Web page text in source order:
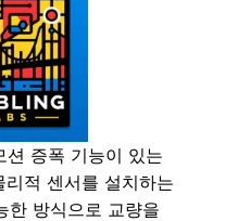
션 증폭 기능이 있는
적 센서를 설치하는
한 방식으로 교량을